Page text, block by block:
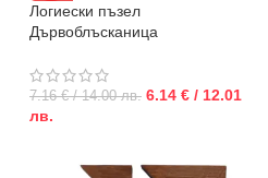
Логиески пъзел
Дървоблъсканица
7.16 € / 14.00 лв. 6.14 € / 12.01
лв.